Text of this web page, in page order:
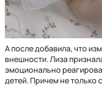
А после добавила, что
внешности. Лиза
эмоционально
детей. Причем не только